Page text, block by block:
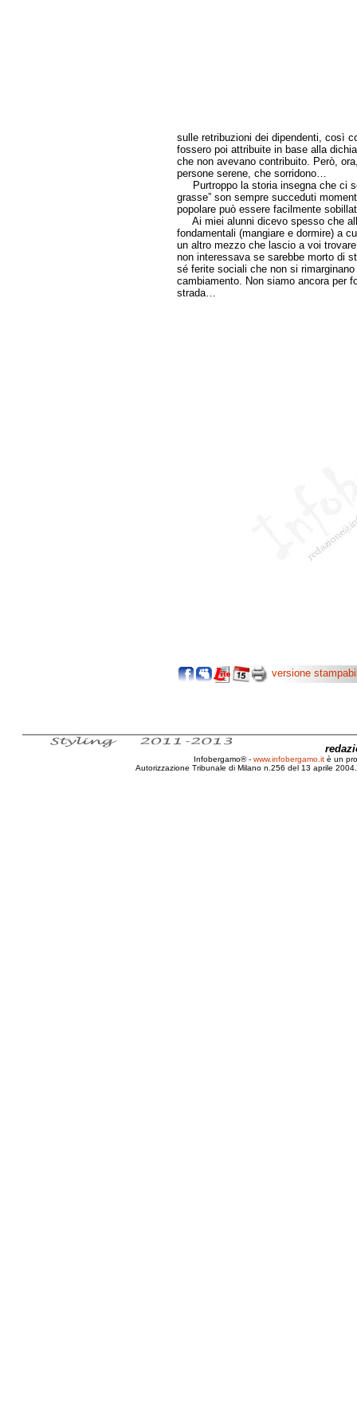
sulle retribuzioni dei dipendenti, così
fossero poi attribuite in base alla
che non avevano contribuito. Però,
persone serene, che sorridono…
Purtroppo la storia insegna che ci
grasse” son sempre succeduti
popolare può essere facilmente
Ai miei alunni dicevo spesso che
fondamentali (mangiare e dormire) a
un altro mezzo che lascio a voi
non interessava se sarebbe morto di
sé ferite sociali che non si
cambiamento. Non siamo ancora per
strada…
versione
Infobergamo® - www.infobergamo.it è un
Autorizzazione Tribunale di Milano n.256 del 13 aprile